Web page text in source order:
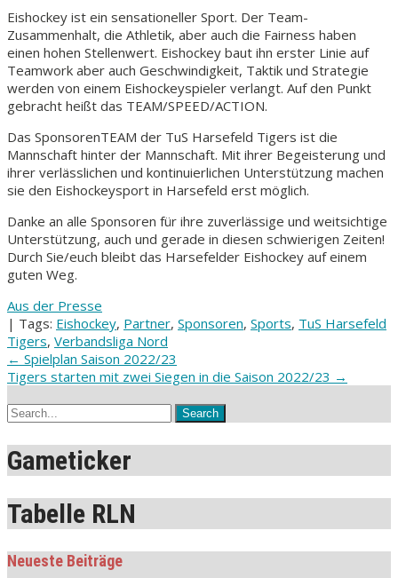
Eishockey ist ein sensationeller Sport. Der Team-
Zusammenhalt, die Athletik, aber auch die Fairness haben
einen hohen Stellenwert. Eishockey baut ihn erster Linie auf
Teamwork aber auch Geschwindigkeit, Taktik und Strategie
werden von einem Eishockeyspieler verlangt. Auf den Punkt
gebracht heißt das TEAM/SPEED/ACTION.
Das SponsorenTEAM der TuS Harsefeld Tigers ist die
Mannschaft hinter der Mannschaft. Mit ihrer Begeisterung und
ihrer verlässlichen und kontinuierlichen Unterstützung machen
sie den Eishockeysport in Harsefeld erst möglich.
Danke an alle Sponsoren für ihre zuverlässige und weitsichtige
Unterstützung, auch und gerade in diesen schwierigen Zeiten!
Durch Sie/euch bleibt das Harsefelder Eishockey auf einem
guten Weg.
Aus der Presse
| Tags: Eishockey, Partner, Sponsoren, Sports, TuS Harsefeld
Tigers, Verbandsliga Nord
Post
navigation
← Spielplan Saison 2022/23
Tigers starten mit zwei Siegen in die Saison 2022/23 →
Gameticker
Tabelle RLN
Neueste Beiträge